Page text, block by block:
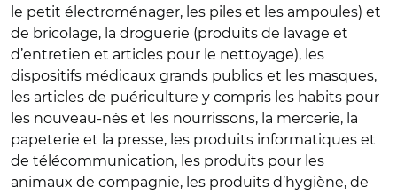
le petit électroménager, les piles et les ampoules) et
de bricolage, la droguerie (produits de lavage et
d’entretien et articles pour le nettoyage), les
dispositifs médicaux grands publics et les masques,
les articles de puériculture y compris les habits pour
les nouveau-nés et les nourrissons, la mercerie, la
papeterie et la presse, les produits informatiques et
de télécommunication, les produits pour les
animaux de compagnie, les produits d’hygiène, de